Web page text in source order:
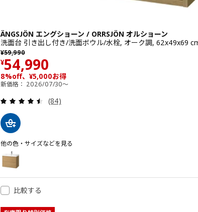
ÄNGSJÖN エングショーン / ORRSJÖN オルショーン
洗面台 引き出し付き/洗面ボウル/水栓, オーク調, 62x49x69
¥59,990
以前の価格 ¥ 59990
¥54,990
価格 ¥ 54990
8%off、¥5,000お得
新価格： 2026/07/30～
レビュー: 4.5 から 5 星です。 総レビュー数:
(84)
他の色・サイズなどを見る
ÄNGSJÖN エングショーン / ORRSJÖN オルショーン
オプション: ÄNGSJÖN エングショーン / ORRSJÖN オルシ
オプション: ÄNGSJÖN エングショーン / ORRSJÖN オルシ
比較する